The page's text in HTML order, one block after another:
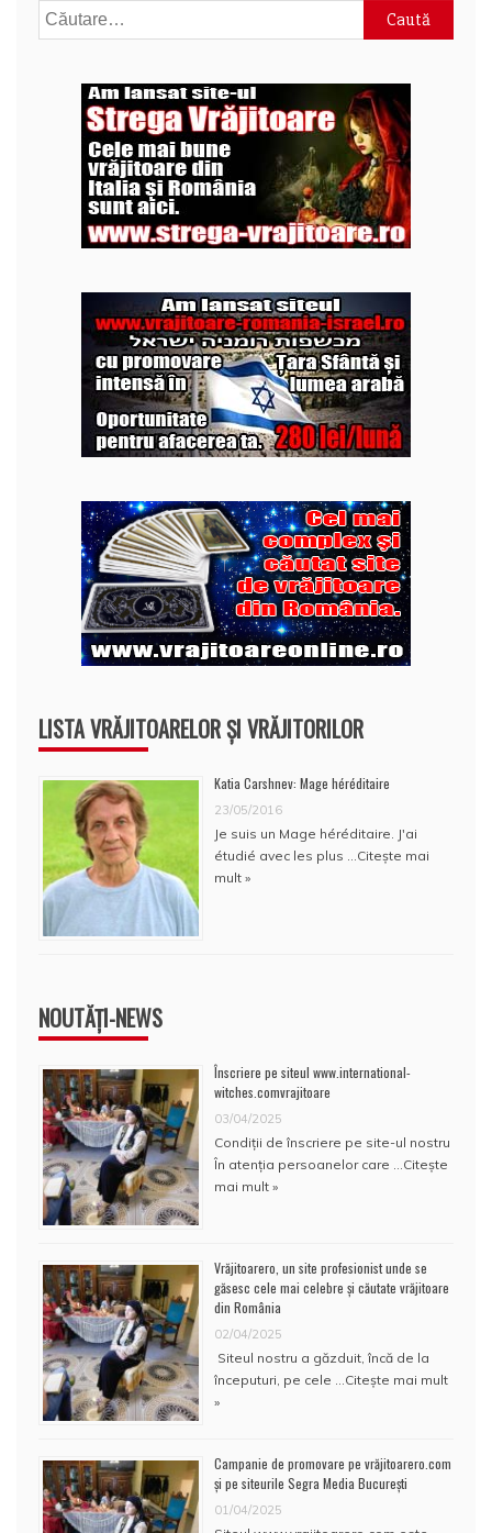
Caută
după:
LISTA VRĂJITOARELOR ȘI VRĂJITORILOR
Katia Carshnev: Mage héréditaire
23/05/2016
Je suis un Mage héréditaire. J'ai
étudié avec les plus … Citește mai
mult »
NOUTĂȚI-NEWS
Înscriere pe siteul www.international-
witches.comvrajitoare
03/04/2025
Condiţii de înscriere pe site-ul nostru
În atenţia persoanelor care … Citește
mai mult »
Vrăjitoarero, un site profesionist unde se
găsesc cele mai celebre și căutate vrăjitoare
din România
02/04/2025
Siteul nostru a găzduit, încă de la
începuturi, pe cele … Citește mai mult
»
Campanie de promovare pe vrăjitoarero.com
și pe siteurile Segra Media București
01/04/2025